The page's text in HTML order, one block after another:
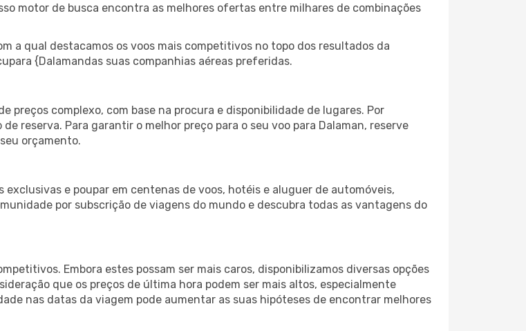
motor de busca encontra as melhores ofertas entre milhares de combinações
a qual destacamos os voos mais competitivos no topo dos resultados da
{Dalamandas suas companhias aéreas preferidas.
preços complexo, com base na procura e disponibilidade de lugares. Por
reserva. Para garantir o melhor preço para o seu voo para Dalaman, reserve
orçamento.
exclusivas e poupar em centenas de voos, hotéis e aluguer de automóveis,
por subscrição de viagens do mundo e descubra todas as vantagens do
Embora estes possam ser mais caros, disponibilizamos diversas opções
que os preços de última hora podem ser mais altos, especialmente
nas datas da viagem pode aumentar as suas hipóteses de encontrar melhores